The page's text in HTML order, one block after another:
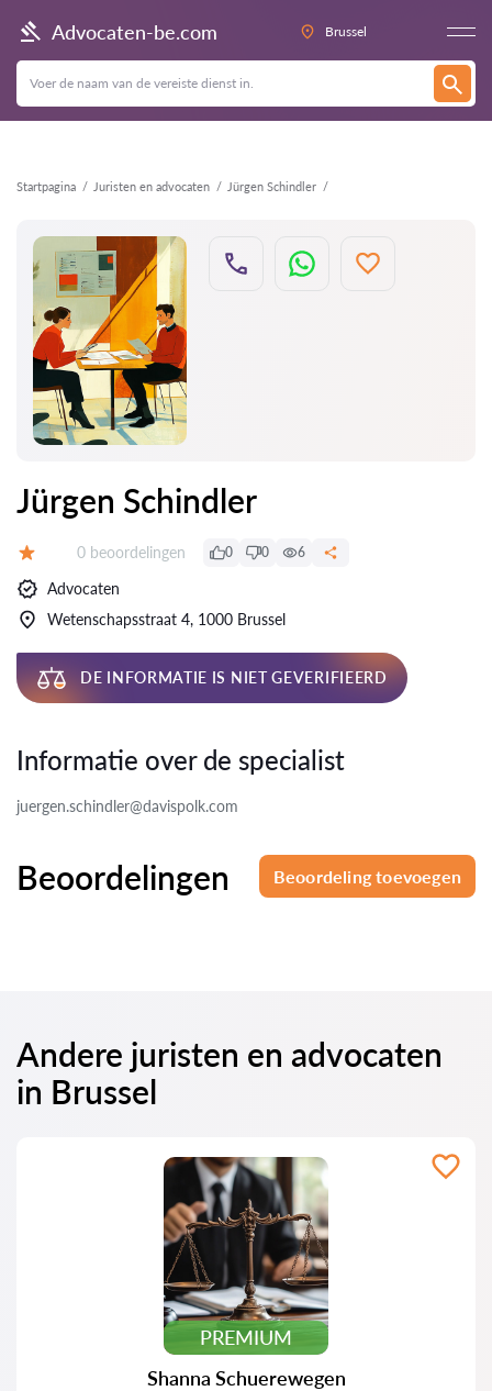
Advocaten-be.com Brussel
Startpagina Juristen en advocaten Jürgen Schindler
Terug
Jürgen Schindler
Beoordelingen:
0 beoordelingen 0 0 6
Advocaten
Wetenschapsstraat 4, 1000 Brussel
DE INFORMATIE IS NIET GEVERIFIEERD
Informatie over de specialist
juergen.schindler@davispolk.com
Beoordelingen Beoordeling toevoegen
Andere juristen en advocaten
in Brussel
PREMIUM
Shanna Schuerewegen